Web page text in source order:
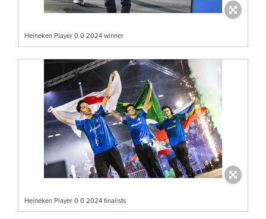
Heineken Player 0 0 2024 winner
Heineken Player 0 0 2024 finalists